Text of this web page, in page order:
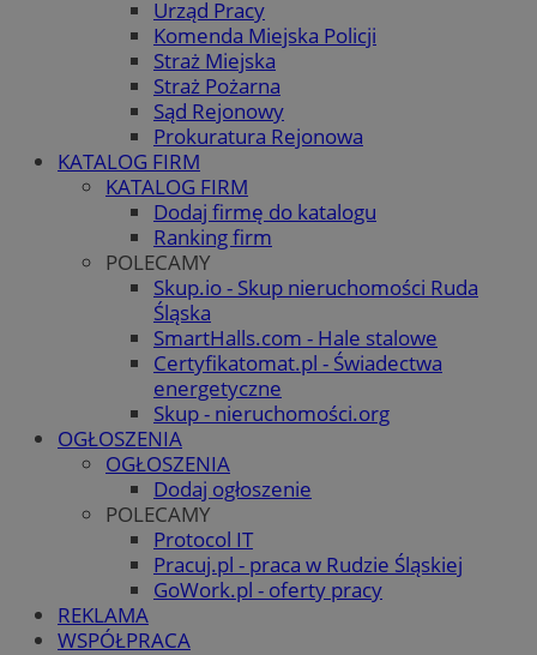
Urząd Pracy
Komenda Miejska Policji
Straż Miejska
Straż Pożarna
Sąd Rejonowy
Prokuratura Rejonowa
KATALOG FIRM
KATALOG FIRM
Dodaj firmę do katalogu
Ranking firm
POLECAMY
Skup.io - Skup nieruchomości Ruda
Śląska
SmartHalls.com - Hale stalowe
Certyfikatomat.pl - Świadectwa
energetyczne
Skup - nieruchomości.org
OGŁOSZENIA
OGŁOSZENIA
Dodaj ogłoszenie
POLECAMY
Protocol IT
Pracuj.pl - praca w Rudzie Śląskiej
GoWork.pl - oferty pracy
REKLAMA
WSPÓŁPRACA